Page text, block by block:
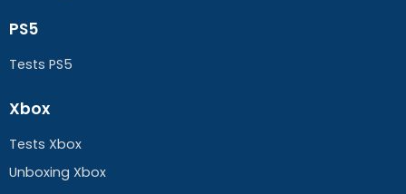
PS5
Tests PS5
Xbox
Tests Xbox
Unboxing Xbox